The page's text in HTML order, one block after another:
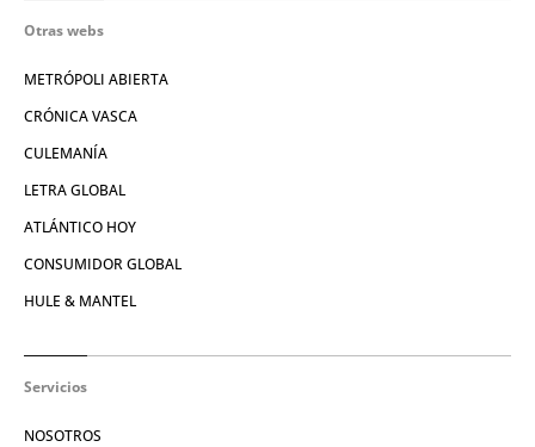
Otras webs
METRÓPOLI ABIERTA
CRÓNICA VASCA
CULEMANÍA
LETRA GLOBAL
ATLÁNTICO HOY
CONSUMIDOR GLOBAL
HULE & MANTEL
Servicios
NOSOTROS